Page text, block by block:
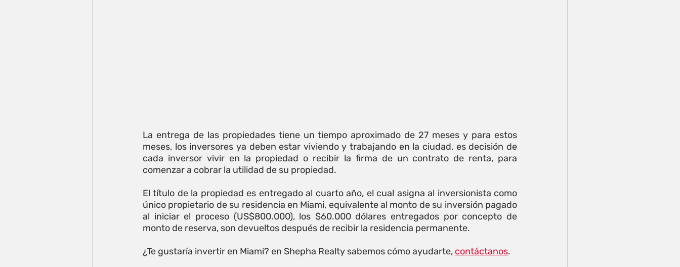
La entrega de las propiedades tiene un tiempo aproximado de 27 meses y para estos
meses, los inversores ya deben estar viviendo y trabajando en la ciudad, es decisión de
cada inversor vivir en la propiedad o recibir la firma de un contrato de renta, para
comenzar a cobrar la utilidad de su propiedad.
El título de la propiedad es entregado al cuarto año, el cual asigna al inversionista como
único propietario de su residencia en Miami, equivalente al monto de su inversión pagado
al iniciar el proceso (US$800.000), los $60.000 dólares entregados por concepto de
monto de reserva, son devueltos después de recibir la residencia permanente.
¿Te gustaría invertir en Miami? en Shepha Realty sabemos cómo ayudarte, contáctanos.